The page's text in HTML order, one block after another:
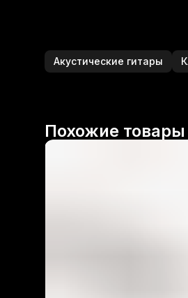
Акустические гитары
Похожие товары